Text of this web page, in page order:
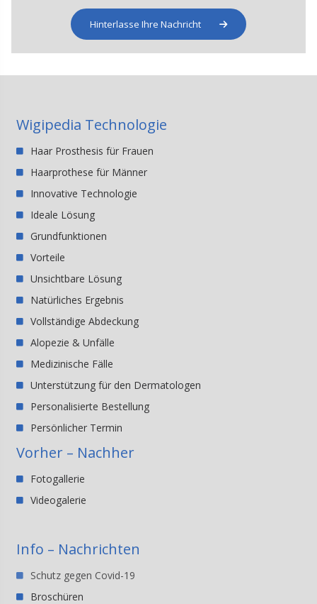
Hinterlasse Ihre Nachricht
Wigipedia Technologie
Haar Prosthesis für Frauen
Haarprothese für Männer
Innovative Technologie
Ideale Lösung
Grundfunktionen
Vorteile
Unsichtbare Lösung
Natürliches Ergebnis
Vollständige Abdeckung
Alopezie & Unfälle
Medizinische Fälle
Unterstützung für den Dermatologen
Personalisierte Bestellung
Persönlicher Termin
Vorher – Nachher
Fotogallerie
Videogalerie
Info – Nachrichten
Schutz gegen Covid-19
Broschüren